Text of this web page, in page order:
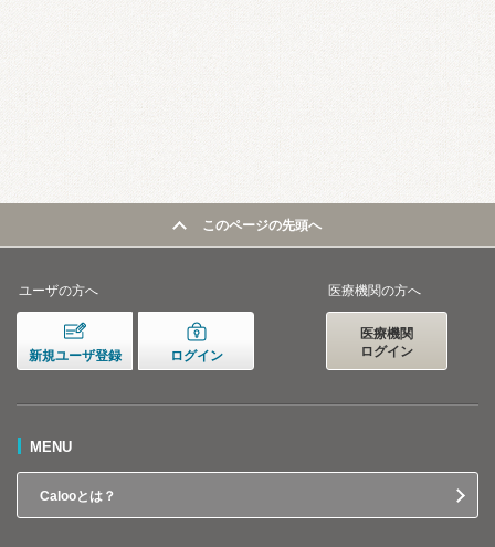
このページの先頭へ
ユーザの方へ
新規ユーザ登録 ログイン
医療機関の方へ
医療機関
ログイン
MENU
Calooとは？